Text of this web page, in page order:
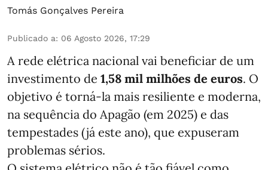
Tomás Gonçalves Pereira
Publicado a: 06 Agosto 2026, 17:29
A rede elétrica nacional vai beneficiar de um
investimento de 1,58 mil milhões de euros. O
objetivo é torná-la mais resiliente e moderna,
na sequência do Apagão (em 2025) e das
tempestades (já este ano), que expuseram
problemas sérios.